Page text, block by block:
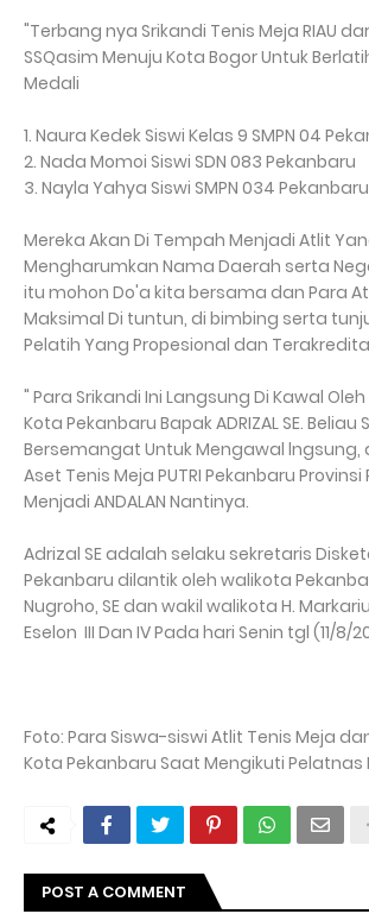
"Terbang nya Srikandi Tenis Meja RIAU
SSQasim Menuju Kota Bogor Untuk
Medali
1. Naura Kedek Siswi Kelas 9 SMPN 04
2. Nada Momoi Siswi SDN 083 Pekanbaru
3. Nayla Yahya Siswi SMPN 034
Mereka Akan Di Tempah Menjadi Atlit
Mengharumkan Nama Daerah serta
itu mohon Do'a kita bersama dan Para
Maksimal Di tuntun, di bimbing serta
Pelatih Yang Propesional dan
" Para Srikandi Ini Langsung Di Kawal Oleh
Kota Pekanbaru Bapak ADRIZAL SE. Beliau
Bersemangat Untuk Mengawal lngsung,
Aset Tenis Meja PUTRI Pekanbaru Provinsi
Menjadi ANDALAN Nantinya.
Adrizal SE adalah selaku sekretaris
Pekanbaru dilantik oleh walikota
Nugroho, SE dan wakil walikota H.
Eselon III Dan IV Pada hari Senin tgl (11/8/
Foto: Para Siswa-siswi Atlit Tenis Meja
Kota Pekanbaru Saat Mengikuti Pelatnas
POST A COMMENT